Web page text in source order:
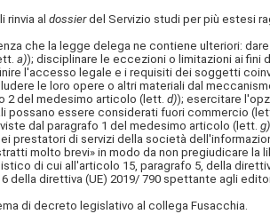
rinvia al dossierdel Servizio studi per più estesi
che la legge delega ne contiene ulteriori:
a)); disciplinare le eccezioni o limitazioni ai
l'accesso legale e i requisiti dei soggetti
le loro opere o altri materiali dal
2 del medesimo articolo (lett. d)); esercitare
possano essere considerati fuori commercio
dal paragrafo 1 del medesimo articolo (lett. g)
prestatori di servizi della società
molto brevi» in modo da non pregiudicare la
di cui all'articolo 15, paragrafo 5, della
della direttiva (UE) 2019/ 790 spettante agli
di decreto legislativo al collega Fusacchia.